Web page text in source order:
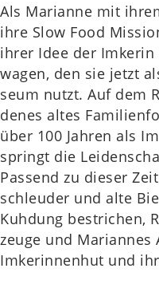
Als Mari­an­ne mit
ihre Slow Food
ihrer Idee der
wa­gen, den sie jetzt
se­um nutzt. Auf dem
de­nes altes
über 100 Jahren als
springt die
Pas­send zu dieser
schleu­der und alte
Kuh­dung bestri­chen,
zeu­ge und Mari­an­nes
Imke­rin­nen­hut und